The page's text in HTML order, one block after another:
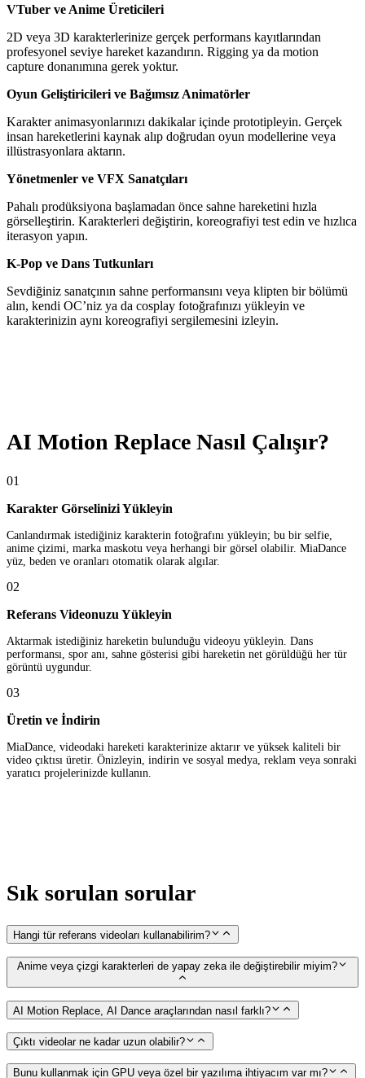
VTuber ve Anime Üreticileri
2D veya 3D karakterlerinize gerçek performans kayıtlarından
profesyonel seviye hareket kazandırın. Rigging ya da motion
capture donanımına gerek yoktur.
Oyun Geliştiricileri ve Bağımsız Animatörler
Karakter animasyonlarınızı dakikalar içinde prototipleyin. Gerçek
insan hareketlerini kaynak alıp doğrudan oyun modellerine veya
illüstrasyonlara aktarın.
Yönetmenler ve VFX Sanatçıları
Pahalı prodüksiyona başlamadan önce sahne hareketini hızla
görselleştirin. Karakterleri değiştirin, koreografiyi test edin ve hızlıca
iterasyon yapın.
K-Pop ve Dans Tutkunları
Sevdiğiniz sanatçının sahne performansını veya klipten bir bölümü
alın, kendi OC’niz ya da cosplay fotoğrafınızı yükleyin ve
karakterinizin aynı koreografiyi sergilemesini izleyin.
AI Motion Replace Nasıl Çalışır?
01
Karakter Görselinizi Yükleyin
Canlandırmak istediğiniz karakterin fotoğrafını yükleyin; bu bir selfie,
anime çizimi, marka maskotu veya herhangi bir görsel olabilir. MiaDance
yüz, beden ve oranları otomatik olarak algılar.
02
Referans Videonuzu Yükleyin
Aktarmak istediğiniz hareketin bulunduğu videoyu yükleyin. Dans
performansı, spor anı, sahne gösterisi gibi hareketin net görüldüğü her tür
görüntü uygundur.
03
Üretin ve İndirin
MiaDance, videodaki hareketi karakterinize aktarır ve yüksek kaliteli bir
video çıktısı üretir. Önizleyin, indirin ve sosyal medya, reklam veya sonraki
yaratıcı projelerinizde kullanın.
Sık sorulan sorular
Hangi tür referans videoları kullanabilirim?
Anime veya çizgi karakterleri de yapay zeka ile değiştirebilir miyim?
AI Motion Replace, AI Dance araçlarından nasıl farklı?
Çıktı videolar ne kadar uzun olabilir?
Bunu kullanmak için GPU veya özel bir yazılıma ihtiyacım var mı?